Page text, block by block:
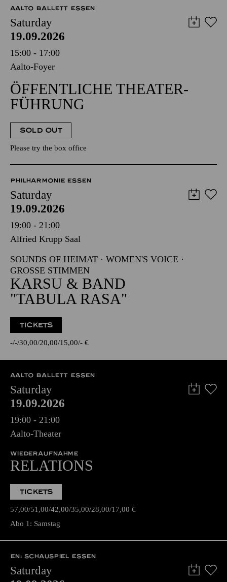
AALTO BALLETT ESSEN
Saturday
19.09.2026
15:00 - 17:00
Aalto-Foyer
ÖFFENTLICHE THEATER­
FÜHRUNG
SOLD OUT
Please try the box office
PHILHARMONIE ESSEN
Saturday
19.09.2026
19:00 - 21:00
Alfried Krupp Saal
SOUNDS OF HEIMAT · WOMEN'S VOICE ·
GROSSE STIMMEN
KARSU & BAND
"TABULA RASA"
TICKETS
- - 30,00 20,00 15,00 - €
AALTO BALLETT ESSEN
Saturday
19.09.2026
19:00 - 21:00
Aalto-Theater
WIEDERAUFNAHME
RELATIONS
TICKETS
57,00 51,00 42,00 35,00 28,00 17,00 €
Abo 1: Samstag
EN: SCHAUSPIEL ESSEN
Saturday